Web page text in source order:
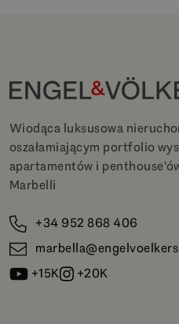
Wiodąca luksusowa
oszałamiającym portfolio
apartamentów i
Marbelli
+34 952 868 406
+15K
+20K